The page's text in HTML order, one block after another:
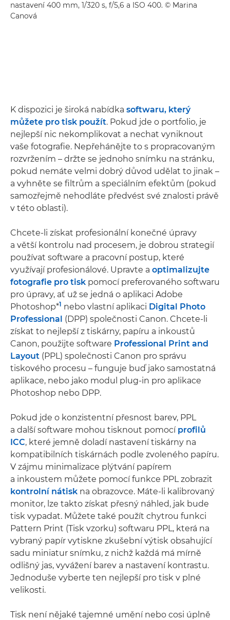
nastavení 400 mm, 1/320 s, f/5,6 a ISO 400. © Marina
Canová
K dispozici je široká nabídka softwaru, který
můžete pro tisk použít. Pokud jde o portfolio, je
nejlepší nic nekomplikovat a nechat vyniknout
vaše fotografie. Nepřehánějte to s propracovaným
rozvržením – držte se jednoho snímku na stránku,
pokud nemáte velmi dobrý důvod udělat to jinak –
a vyhněte se filtrům a speciálním efektům (pokud
samozřejmě nehodláte předvést své znalosti právě
v této oblasti).
Chcete-li získat profesionální konečné úpravy
a větší kontrolu nad procesem, je dobrou strategií
používat software a pracovní postup, které
využívají profesionálové. Upravte a optimalizujte
fotografie pro tisk pomocí preferovaného softwaru
pro úpravy, ať už se jedná o aplikaci Adobe
Photoshop*1 nebo vlastní aplikaci Digital Photo
Professional (DPP) společnosti Canon. Chcete-li
získat to nejlepší z tiskárny, papíru a inkoustů
Canon, použijte software Professional Print and
Layout (PPL) společnosti Canon pro správu
tiskového procesu – funguje buď jako samostatná
aplikace, nebo jako modul plug-in pro aplikace
Photoshop nebo DPP.
Pokud jde o konzistentní přesnost barev, PPL
a další software mohou tisknout pomocí profilů
ICC, které jemně doladí nastavení tiskárny na
kompatibilních tiskárnách podle zvoleného papíru.
V zájmu minimalizace plýtvání papírem
a inkoustem můžete pomocí funkce PPL zobrazit
kontrolní nátisk na obrazovce. Máte-li kalibrovaný
monitor, lze takto získat přesný náhled, jak bude
tisk vypadat. Můžete také použít chytrou funkci
Pattern Print (Tisk vzorku) softwaru PPL, která na
vybraný papír vytiskne zkušební výtisk obsahující
sadu miniatur snímku, z nichž každá má mírně
odlišný jas, vyvážení barev a nastavení kontrastu.
Jednoduše vyberte ten nejlepší pro tisk v plné
velikosti.
Tisk není nějaké tajemné umění nebo cosi úplně